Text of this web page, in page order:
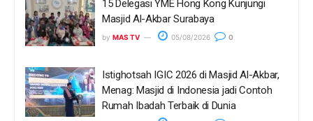
15 Delegasi YME Hong Kong Kunjungi
Masjid Al-Akbar Surabaya
by MAS TV 05/08/2026 0
Istighotsah IGIC 2026 di Masjid Al-Akbar,
Menag: Masjid di Indonesia jadi Contoh
Rumah Ibadah Terbaik di Dunia